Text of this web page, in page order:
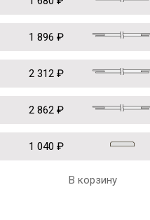
1 896 ₽
2 312 ₽
2 862 ₽
1 040 ₽
В корзину